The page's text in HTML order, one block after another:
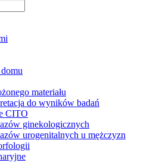
materiału
do wyników badań
CITO
ginekologicznych
urogenitalnych u mężczyzn